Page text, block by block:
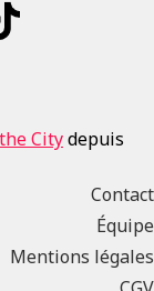
Citydepuis
Contact
Équipe
Mentions légales